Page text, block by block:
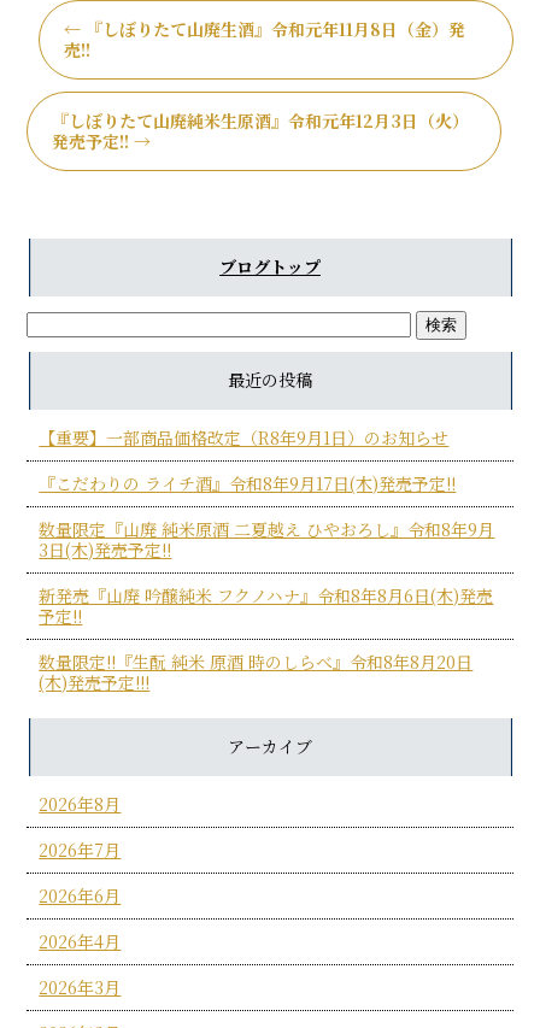
← 『しぼりたて山廃生酒』令和元年11月8日（金）発
売!!
『しぼりたて山廃純米生原酒』令和元年12月3日（火）
発売予定!!→
ブログトップ
最近の投稿
【重要】一部商品価格改定（R8年9月1日）のお知らせ
『こだわりの ライチ酒』令和8年9月17日(木)発売予定!!
数量限定『山廃 純米原酒 二夏越え ひやおろし』令和8年9月
3日(木)発売予定!!
新発売『山廃 吟醸純米 フクノハナ』令和8年8月6日(木)発売
予定!!
数量限定!!『生酛 純米 原酒 時のしらべ』令和8年8月20日
(木)発売予定!!!
アーカイブ
2026年8月
2026年7月
2026年6月
2026年4月
2026年3月